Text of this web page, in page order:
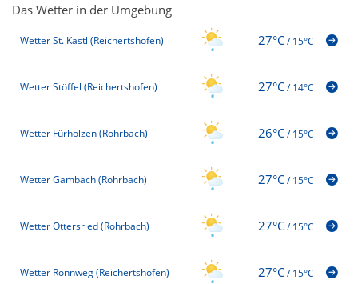
Das Wetter in der Umgebung
Wetter St. Kastl (Reichertshofen) 27°C/15°C
Wetter Stöffel (Reichertshofen) 27°C/14°C
Wetter Fürholzen (Rohrbach) 26°C/15°C
Wetter Gambach (Rohrbach) 27°C/15°C
Wetter Ottersried (Rohrbach) 27°C/15°C
Wetter Ronnweg (Reichertshofen) 27°C/15°C